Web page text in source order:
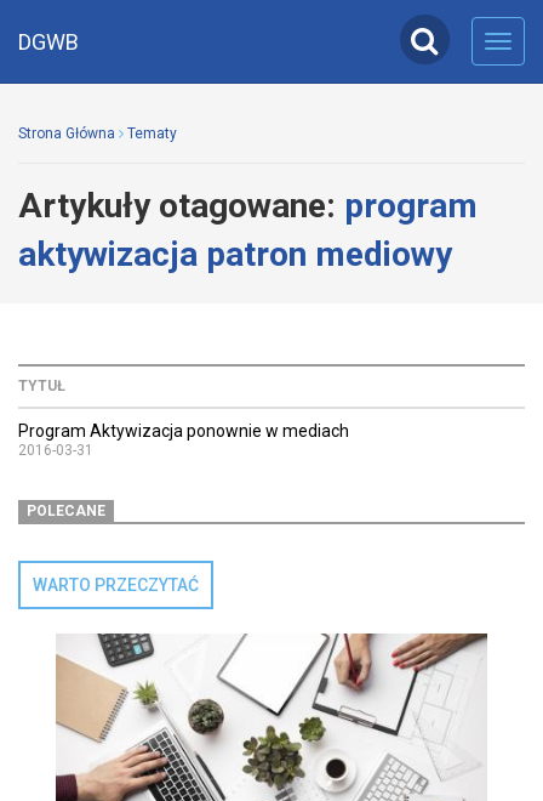
DGWB
Strona Główna Tematy
Artykuły otagowane: program
aktywizacja patron mediowy
TYTUŁ
Program Aktywizacja ponownie w mediach
2016-03-31
POLECANE
WARTO PRZECZYTAĆ